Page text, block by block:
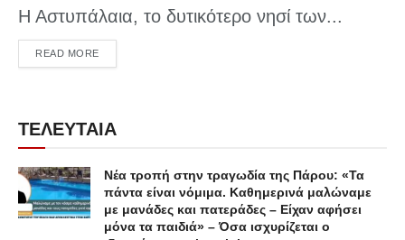
Η Αστυπάλαια, το δυτικότερο νησί των...
READ MOREDETAILS
ΤΕΛΕΥΤΑΙΑ
Νέα τροπή στην τραγωδία της Πάρου: «Τα
πάντα είναι νόμιμα. Καθημερινά μαλώναμε
με μανάδες και πατεράδες – Είχαν αφήσει
μόνα τα παιδιά» – Όσα ισχυρίζεται ο